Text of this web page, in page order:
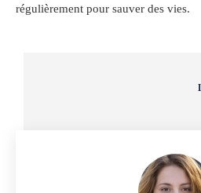
régulièrement pour sauver des vies.